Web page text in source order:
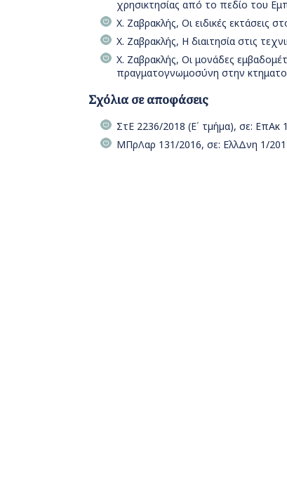
χρησικτησίας από το πεδίο του
Χ. Ζαβρακλής, Οι ειδικές εκτάσεις
Χ. Ζαβρακλής, Η διαιτησία στις
Χ. Ζαβρακλής, Οι μονάδες
πραγματογνωμοσύνη στην
Σχόλια σε αποφάσεις
ΣτΕ 2236/2018 (Ε΄ τµήµα), σε: ΕπΑκ
ΜΠρΛαρ 131/2016, σε: ΕλλΔνη 1/